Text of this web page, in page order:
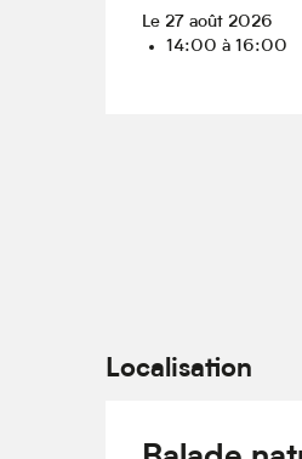
Le 27 août 2026
14:00 à 16:00
Localisation